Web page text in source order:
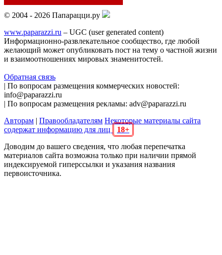
© 2004 - 2026 Папарацци.ру
www.paparazzi.ru – UGC (user generated content)
Информационно-развлекательное сообщество, где любой
желающий может опубликовать пост на тему о частной жизни
и взаимоотношениях мировых знаменитостей.
Обратная связь
| По вопросам размещения коммерческих новостей:
info@paparazzi.ru
| По вопросам размещения рекламы: adv@paparazzi.ru
Авторам | Правообладателям Некоторые материалы сайта
содержат информацию для лиц
18+
Доводим до вашего сведения, что любая перепечатка
материалов сайта возможна только при наличии прямой
индексируемой гиперссылки и указания названия
первоисточника.